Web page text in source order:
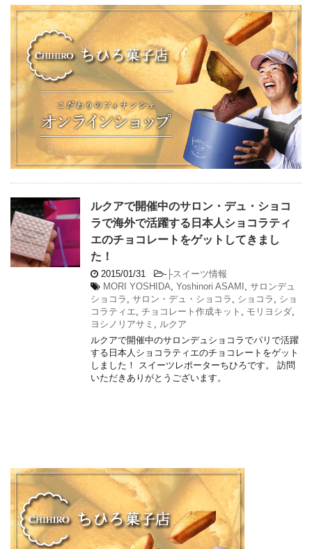
ルクアで開催中のサロン・デュ・ショコ
ラで海外で活躍する日本人ショコラティ
エのチョコレートをゲットしてきまし
た！
2015/01/31 - ├スイーツ情報
MORI YOSHIDA, Yoshinori ASAMI , サロンデュ
ショコラ , サロン・デュ・ショコラ , ショコラ , ショ
コラティエ, チョコレート作成キット , モリヨシダ,
ヨシノリアサミ , ルクア
ルクアで開催中のサロンデュショコラでパリで活躍
する日本人ショコラティエのチョコレートをゲット
しました！ スイーツレポーターちひろです。 訪問
いただきありがとうございます。